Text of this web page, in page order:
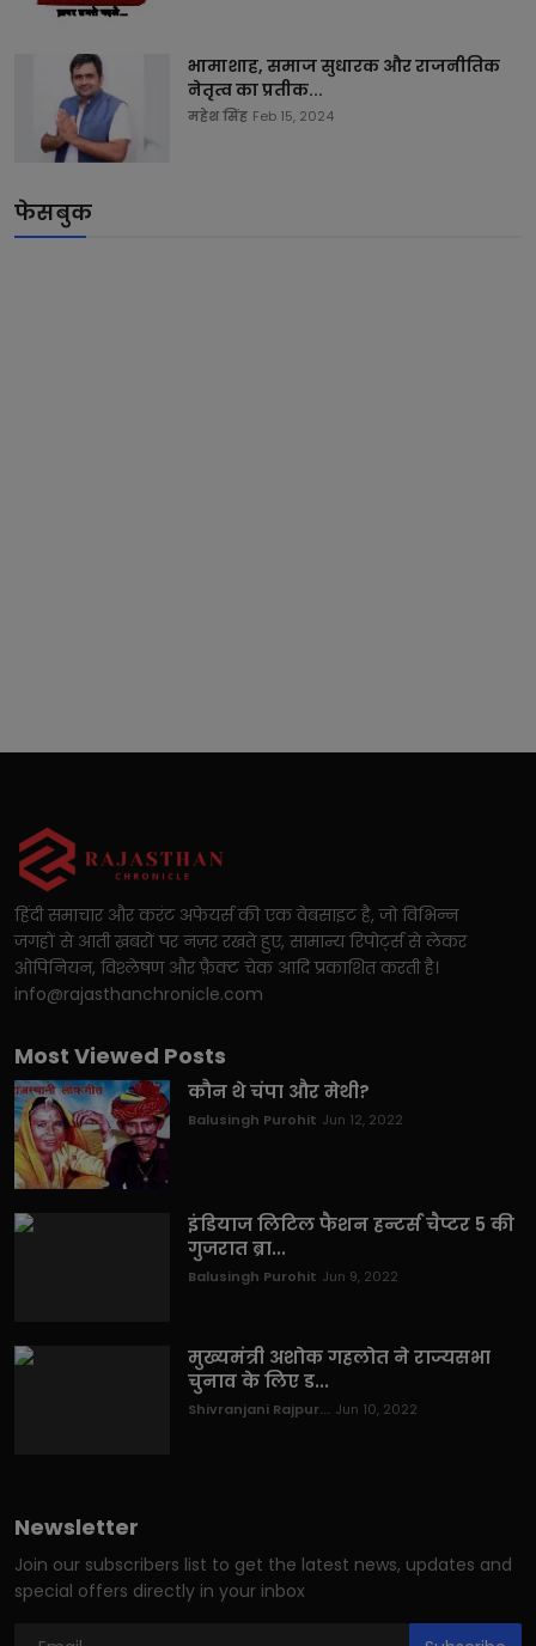
भामाशाह, समाज सुधारक और राजनीतिक
नेतृत्व का प्रतीक...
महेश सिंह Feb 15, 2024
फेसबुक
हिंदी समाचार और करंट अफेयर्स की एक वेबसाइट है, जो विभिन्न
जगहों से आती ख़बरों पर नज़र रखते हुए, सामान्य रिपोर्ट्स से लेकर
ओपिनियन, विश्लेषण और फ़ैक्ट चेक आदि प्रकाशित करती है।
info@rajasthanchronicle.com
Most Viewed Posts
कौन थे चंपा और मेथी?
Balusingh Purohit Jun 12, 2022
इंडियाज लिटिल फैशन हन्टर्स चैप्टर 5 की
गुजरात ब्रा...
Balusingh Purohit Jun 9, 2022
मुख्यमंत्री अशोक गहलोत ने राज्यसभा
चुनाव के लिए ड...
Shivranjani Rajpur... Jun 10, 2022
Newsletter
Join our subscribers list to get the latest news, updates and
special offers directly in your inbox